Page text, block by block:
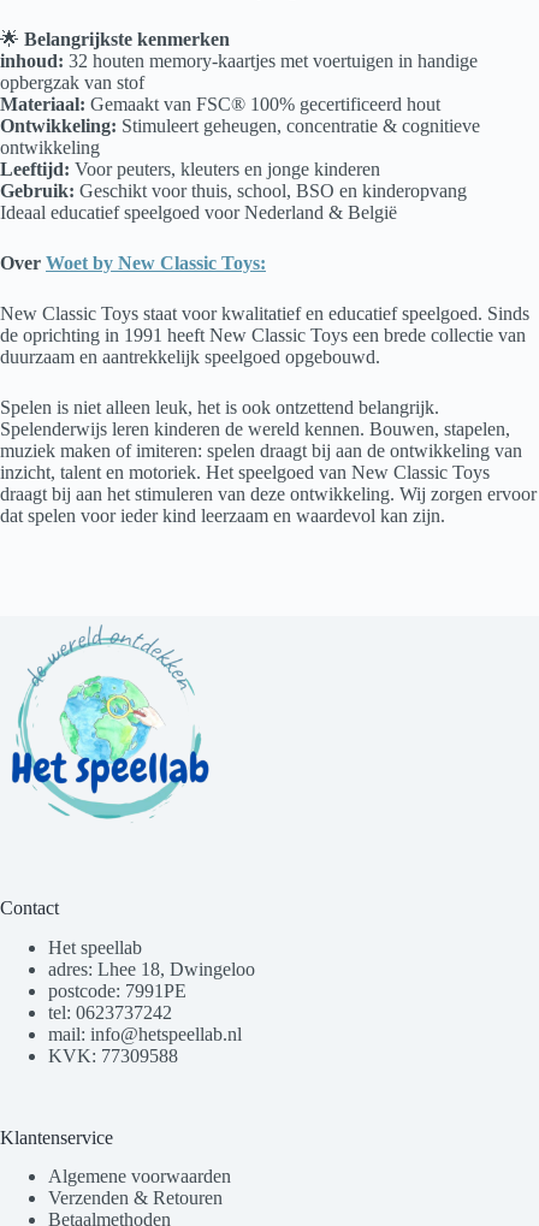
🌟 Belangrijkste kenmerken
inhoud: 32 houten memory-kaartjes met voertuigen in handige
opbergzak van stof
Materiaal: Gemaakt van FSC® 100% gecertificeerd hout
Ontwikkeling: Stimuleert geheugen, concentratie & cognitieve
ontwikkeling
Leeftijd: Voor peuters, kleuters en jonge kinderen
Gebruik: Geschikt voor thuis, school, BSO en kinderopvang
Ideaal educatief speelgoed voor Nederland & België
Over Woet by New Classic Toys:
New Classic Toys staat voor kwalitatief en educatief speelgoed. Sinds
de oprichting in 1991 heeft New Classic Toys een brede collectie van
duurzaam en aantrekkelijk speelgoed opgebouwd.
Spelen is niet alleen leuk, het is ook ontzettend belangrijk.
Spelenderwijs leren kinderen de wereld kennen. Bouwen, stapelen,
muziek maken of imiteren: spelen draagt bij aan de ontwikkeling van
inzicht, talent en motoriek. Het speelgoed van New Classic Toys
draagt bij aan het stimuleren van deze ontwikkeling. Wij zorgen ervoor
dat spelen voor ieder kind leerzaam en waardevol kan zijn.
Contact
Het speellab
adres: Lhee 18, Dwingeloo
postcode: 7991PE
tel: 0623737242
mail: info@hetspeellab.nl
KVK: 77309588
Klantenservice
Algemene voorwaarden
Verzenden & Retouren
Betaalmethoden